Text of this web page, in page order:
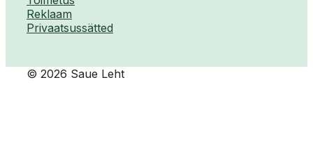
Reklaam
Privaatsussätted
© 2026 Saue Leht